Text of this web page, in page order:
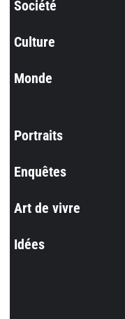
Société
Culture
Monde
Portraits
Enquêtes
Art de vivre
Idées